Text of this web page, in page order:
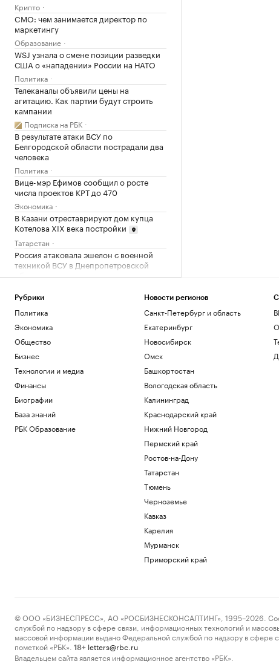
Крипто
CMO: чем занимается директор по
маркетингу
Образование
WSJ узнала о смене позиции разведки
США о «нападении» России на НАТО
Политика
Телеканалы объявили цены на
агитацию. Как партии будут строить
кампании
Подписка на РБК
В результате атаки ВСУ по
Белгородской области пострадали два
человека
Политика
Вице-мэр Ефимов сообщил о росте
числа проектов КРТ до 470
Экономика
В Казани отреставрируют дом купца
Котелова XIX века постройки
Татарстан
Россия атаковала эшелон с военной
техникой ВСУ в Днепропетровской
области
Каким будет новый эпицентр деловой
активности на Ходынке
РБК и Stone
градостроительный потенциал Москвы
в 400 млн кв. м
Экономика
Суд в США обязал Meta выплатить $942
млн из-за вреда детям в соцсетях
Технологии и медиа
Минобороны заявило о контроле над
Анискино в Харьковской области
получил условный срок за хранение
Громкий звук в Москве объяснили
самолетом на сверхзвуковой скорости
Минцифры исключило ограничения на
Рубрики
Политика
Экономика
Общество
Бизнес
Технологии и медиа
Финансы
Биографии
База знаний
РБК Образование
Новости регионов
Санкт-Петербург и область
Екатеринбург
Новосибирск
Омск
Башкортостан
Вологодская область
Калининград
Краснодарский край
Нижний Новгород
Пермский край
Ростов-на-Дону
Татарстан
Тюмень
Черноземье
Кавказ
Карелия
Мурманск
Приморский край
© ООО «БИЗНЕСПРЕСС», АО «РОСБИЗНЕСКОНСАЛТИНГ», 1995–2026.
службой по надзору в сфере связи, информационных технологий и
массовой информации выдано Федеральной службой по надзору в
пометкой «РБК».
18+ letters@rbc.ru
Владельцем сайта является информационное агентство «РБК».